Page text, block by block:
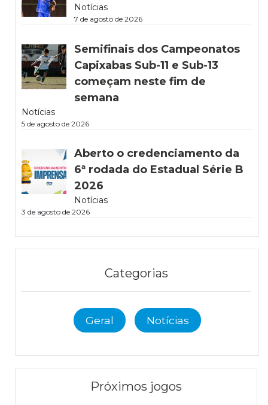
Notícias
7 de agosto de 2026
Semifinais dos Campeonatos
Capixabas Sub-11 e Sub-13
começam neste fim de
semana
Notícias
5 de agosto de 2026
Aberto o credenciamento da
6ª rodada do Estadual Série B
2026
Notícias
3 de agosto de 2026
Categorias
Geral Notícias
Próximos jogos